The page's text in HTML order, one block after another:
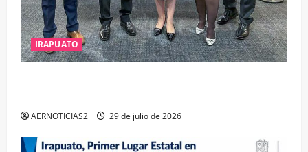
IRAPUATO
AERNOTICIAS2 29 de julio de 2026